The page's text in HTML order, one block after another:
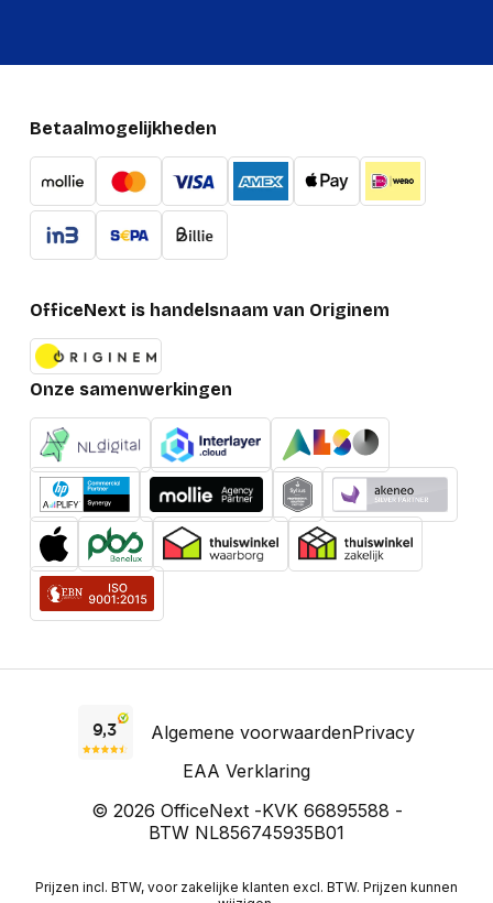
Betaalmogelijkheden
OfficeNext is handelsnaam van Originem
Onze samenwerkingen
Algemene voorwaardenPrivacy
EAA Verklaring
© 2026 OfficeNext -KVK 66895588 -
BTW NL856745935B01
Prijzen incl. BTW, voor zakelijke klanten excl. BTW. Prijzen kunnen